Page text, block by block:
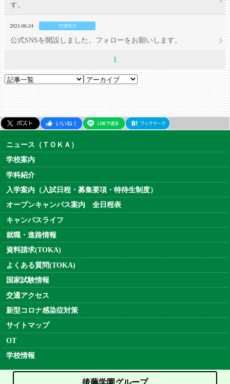
す。
2021-06-24 TOPICS
公式SNSを開設しました。フォローをお願いします。
1
ニュース（ＴＯＫＡ）
学校案内
学科紹介
入学案内（入試日程・募集要項・特待生制度）
オープンキャンパス案内 全日程表
キャンパスライフ
就職・進路情報
資料請求(TOKA)
よくある質問(TOKA)
国家試験情報
交通アクセス
新型コロナ感染症対策
サイトマップ
OT
学校情報
後藤学園グループ